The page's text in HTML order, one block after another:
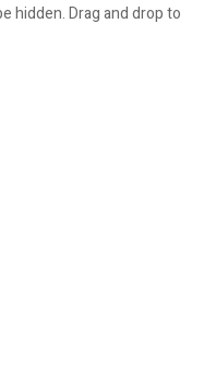
hidden. Drag and drop to